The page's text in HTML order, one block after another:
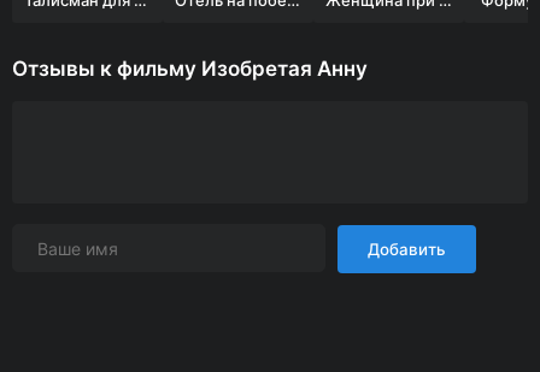
Отзывы к фильму Изобретая Анну
Добавить